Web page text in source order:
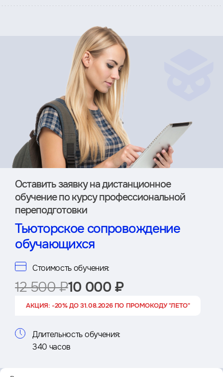
Оставить заявку на дистан­ционное
обучение по курсу профессиональной
переподготовки
Тьюторское сопровождение
обучающихся
Стоимость обучения:
12 500 ₽10 000 ₽
АКЦИЯ: -20% ДО 31.08.2026 ПО ПРОМОКОДУ "ЛЕТО"
Длительность обучения:
340 часов